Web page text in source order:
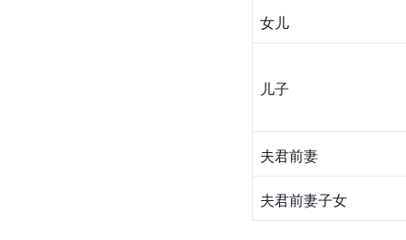
女儿
儿子
夫君前妻
夫君前妻子女